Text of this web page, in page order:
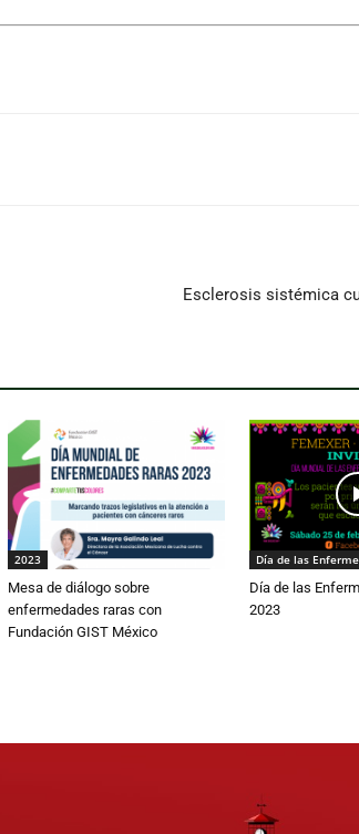
Esclerosis sistémica
2023
Mesa de diálogo sobre
enfermedades raras con
Fundación GIST México
Día de las
Día de las
2023